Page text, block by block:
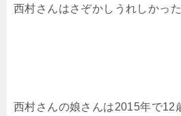
西村さんはさぞかしうれしかった
西村さんの娘さんは2015年で12